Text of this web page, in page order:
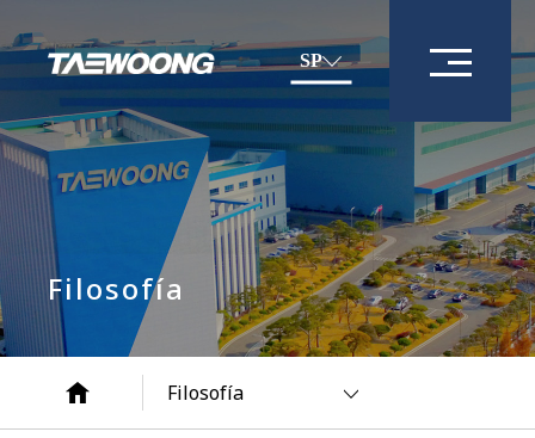
SP
Filosofía
Filosofía